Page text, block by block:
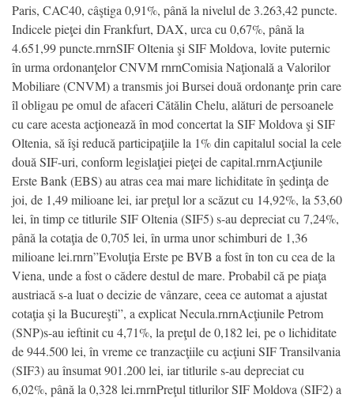
Paris, CAC40, câştiga 0,91%, până la nivelul de 3.263,42 puncte.
Indicele pieţei din Frankfurt, DAX, urca cu 0,67%, până la
4.651,99 puncte.rnrnSIF Oltenia şi SIF Moldova, lovite puternic
în urma ordonanţelor CNVM rnrnComisia Naţională a Valorilor
Mobiliare (CNVM) a transmis joi Bursei două ordonanţe prin care
îl obligau pe omul de afaceri Cătălin Chelu, alături de persoanele
cu care acesta acţionează în mod concertat la SIF Moldova şi SIF
Oltenia, să îşi reducă participaţiile la 1% din capitalul social la cele
două SIF-uri, conform legislaţiei pieţei de capital.rnrnAcţiunile
Erste Bank (EBS) au atras cea mai mare lichiditate în şedinţa de
joi, de 1,49 milioane lei, iar preţul lor a scăzut cu 14,92%, la 53,60
lei, în timp ce titlurile SIF Oltenia (SIF5) s-au depreciat cu 7,24%,
până la cotaţia de 0,705 lei, în urma unor schimburi de 1,36
milioane lei.rnrn”Evoluţia Erste pe BVB a fost în ton cu cea de la
Viena, unde a fost o cădere destul de mare. Probabil că pe piaţa
austriacă s-a luat o decizie de vânzare, ceea ce automat a ajustat
cotaţia şi la Bucureşti”, a explicat Necula.rnrnAcţiunile Petrom
(SNP)s-au ieftinit cu 4,71%, la preţul de 0,182 lei, pe o lichiditate
de 944.500 lei, în vreme ce tranzacţiile cu acţiuni SIF Transilvania
(SIF3) au însumat 901.200 lei, iar titlurile s-au depreciat cu
6,02%, până la 0,328 lei.rnrnPreţul titlurilor SIF Moldova (SIF2) a